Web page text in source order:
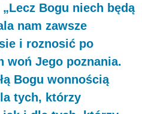
„Lecz Bogu niech będą
nam zawsze
i roznosić po
woń Jego poznania.
Bogu wonnością
tych, którzy